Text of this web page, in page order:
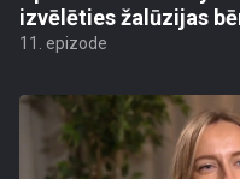
izvēlēties žalūzijas
11. epizode